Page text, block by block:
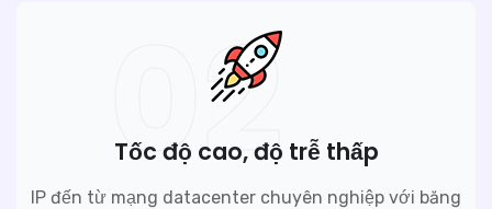
02
Tốc độ cao, độ trễ thấp
IP đến từ mạng datacenter chuyên nghiệp với băng